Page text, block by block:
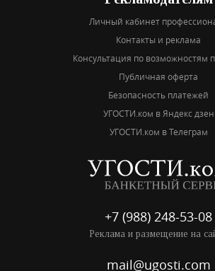
Личный кабинет
Контакты и реклама
Консультация по возможностям
Публичная оферта
Безопасность платежей
УГОСТИ.ком в Яндекс дзен
УГОСТИ.ком в Телеграм
+7 (988) 248-53-08
Реклама и размещение на
mail@ugosti.com